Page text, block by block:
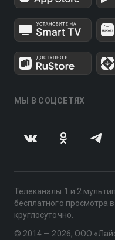
МЫ В СОЦСЕТЯХ
Телеканалы 1 и 2
бесплатного просмотра
круглосуточно.
© 2014 — 2026, ООО